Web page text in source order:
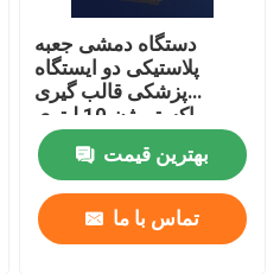
دستگاه دمشی جعبه
پلاستیکی دو ایستگاه
پزشکی قالب گیری
اکستروژن 10 لیتری
بهترین قیمت
تماس با ما